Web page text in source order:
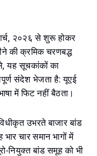
२०२६ से शुरू होकर
की क्रमिक चरणबद्ध
यह सूचकांकों का
संदेश भेजता है: यूएई
में फिट नहीं बैठता।
उभरते बाजार बांड
चार समान भागों में
नियुक्त बांड समूह को भी